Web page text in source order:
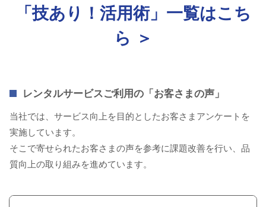
「技あり！活用術」一覧はこち
ら ＞
レンタルサービスご利用の「お客さまの声」
当社では、サービス向上を目的としたお客さまアンケートを
実施しています。
そこで寄せられたお客さまの声を参考に課題改善を行い、品
質向上の取り組みを進めています。